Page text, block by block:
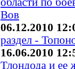
Вов
06.12.2010
раздел -
16.06.2010
Тлондода и ее